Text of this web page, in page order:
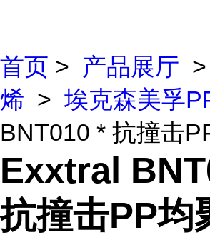
首页 > 产品展厅 >
烯 > 埃克森美孚
BNT010 * 抗撞击
Exxtral
抗撞击PP均